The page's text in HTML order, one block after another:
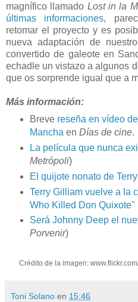
magnífico llamado Lost in la
últimas informaciones,
retomar el proyecto y es
nueva adaptación de
convertido de galeote en
echadle un vistazo a algunos
que os sorprende igual que a
Más información:
Breve reseña en vídeo
Mancha en Días de cine.
La película que nunca
Metrópoli)
El quijote nonato de
Terry Gilliam vuelve a la
Who Killed Don Quixote"
Será Johnny Deep el
Porvenir)
Crédito de la imagen:
Toni Solano en 15:46